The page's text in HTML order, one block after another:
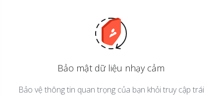
Bảo mật dữ liệu nhạy cảm
Bảo vệ thông tin quan trọng của bạn khỏi truy cập trái